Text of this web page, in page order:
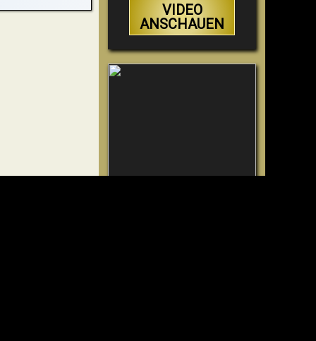
VIDEO
ANSCHAUEN